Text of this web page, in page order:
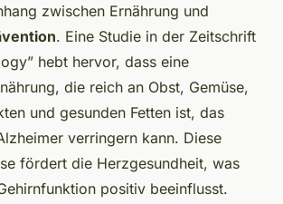
zwischen Ernährung und
. Eine Studie in der Zeitschrift
hebt hervor, dass eine
die reich an Obst, Gemüse,
und gesunden Fetten ist, das
verringern kann. Diese
fördert die Herzgesundheit, was
positiv beeinflusst.